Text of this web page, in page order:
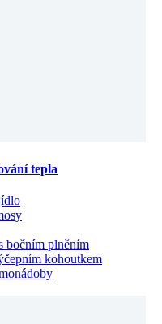
tepla
bočním plněním
kohoutkem